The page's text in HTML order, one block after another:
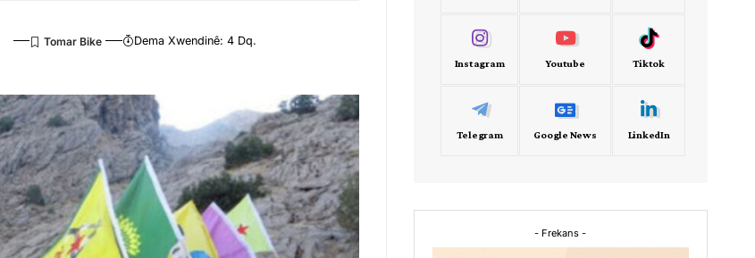
Dema Xwendinê: 4 Dq.
Instagram Youtube Tiktok
Telegram Google News LinkedIn
- Frekans -